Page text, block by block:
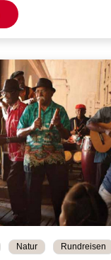
Natur Rundreisen